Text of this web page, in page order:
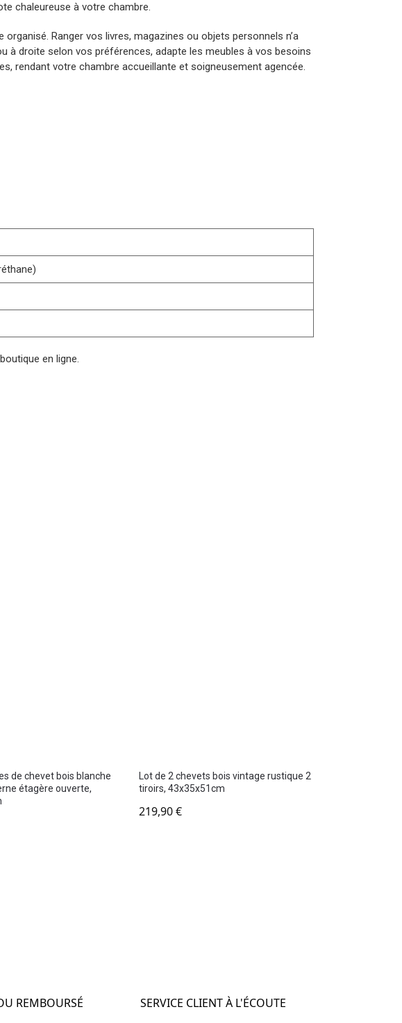
chaleureuse à votre chambre.
Ranger vos livres, magazines ou objets personnels n’a
à droite selon vos préférences, adapte les meubles à vos besoins
rendant votre chambre accueillante et soigneusement agencée.
en ligne.
de chevet bois blanche
étagère ouverte,
Lot de 2 chevets bois vintage rustique 2
tiroirs, 43x35x51cm
219,90€
REMBOURSÉ
SERVICE CLIENT À L'ÉCOUTE